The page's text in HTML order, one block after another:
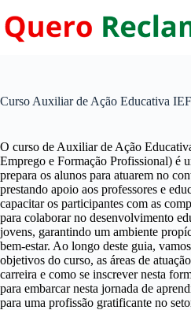
para
o
Curso Auxiliar de Ação Educativa
O curso de Auxiliar de Ação
Emprego e Formação Profissional) é
prepara os alunos para atuarem no
prestando apoio aos professores e
capacitar os participantes com as
para colaborar no desenvolvimento
jovens, garantindo um ambiente
bem-estar. Ao longo deste guia,
objetivos do curso, as áreas de
carreira e como se inscrever nesta
para embarcar nesta jornada de
para uma profissão gratificante no